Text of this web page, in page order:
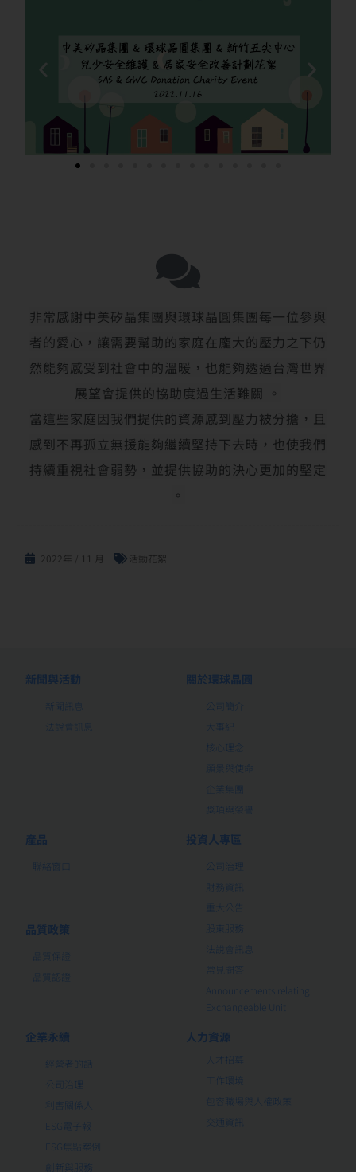
非常感謝中美矽晶集團與環球晶圓集團每一位參與
者的愛心，讓需要幫助的家庭在龐大的壓力之下仍
然能夠感受到社會中的溫暖，也能夠透過台灣世界
展望會提供的協助度過生活難關 。
當這些家庭因我們提供的資源感到壓力被分擔，且
感到不再孤立無援能夠繼續堅持下去時，也使我們
持續重視社會弱勢，並提供協助的決心更加的堅定
。
2022年 / 11 月 活動花絮
新聞與活動
新聞訊息
法說會訊息
關於環球晶圓
公司簡介
大事紀
核心理念
願景與使命
企業集團
獎項與榮譽
產品
聯絡窗口
品質政策
品質保證
品質認證
投資人專區
公司治理
財務資訊
重大公告
股東服務
法說會訊息
常見問答
Announcements relating
Exchangeable Unit
企業永續
經營者的話
公司治理
利害關係人
ESG電子報
ESG焦點案例
創新與服務
人力資源
人才招募
工作環境
包容職場與人權政策
交通資訊